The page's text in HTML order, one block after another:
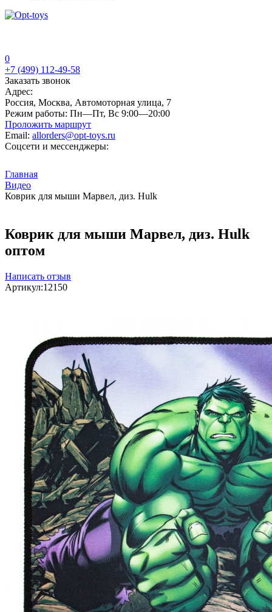
0
+7 (499) 112-49-58
Заказать звонок
Адрес:
Россия, Москва, Автомоторная улица, 7
Режим работы: Пн—Пт, Вс 9:00—20:00
Проложить маршрут
Email: allorders@opt-toys.ru
Соцсети и мессенджеры:
Главная
Видео
Коврик для мыши Марвел, диз. Hulk
Коврик для мыши Марвел, диз. Hulk
оптом
Написать отзыв
Артикул:12150